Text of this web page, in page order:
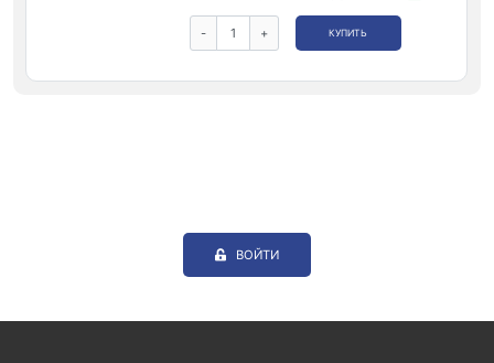
- + КУПИТЬ
ВОЙТИ